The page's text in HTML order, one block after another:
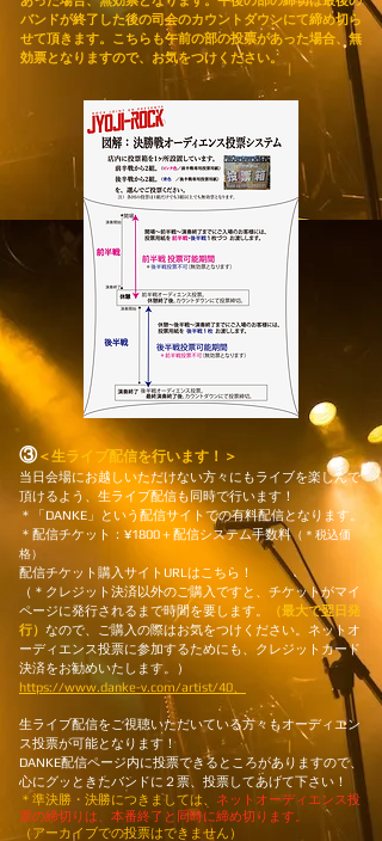
バンドが終了した後の司会のカウントダウンにて締め切ら
せて頂きます。こちらも午前の部の投票があった場合、無
効票となりますので、お気をつけください。
③​＜生ライブ配信を行います！＞
当日会場にお越しいただけない方々にもライブを楽しんで
頂けるよう、生ライブ配信も同時で行います！
＊「DANKE」という配信サイトでの有料配信となります。
＊配信チケット：¥1800＋配信システム手数料（＊税込価
格）
配信チケット購入サイトURLはこちら！
（＊クレジット決済以外のご購入ですと、チケットがマイ
ページに発行されるまで時間を要します。
（最大で翌日発
行） なので、ご購入の際はお気をつけください。ネットオ
ーディエンス投票に参加するためにも、クレジットカード
決済をお勧めいたします。）
https://www.danke-v.com/artist/40、
生ライブ配信をご視聴いただいている方々もオーディエン
ス投票が可能となります！
DANKE配信ページ内に投票できるところがありますので、
心にグッときたバンドに２票、投票してあげて下さい！
＊準決勝・決勝につきましては、 ネットオーディエンス投
票の締切りは、本番終了と同時に締め切ります。
​（アーカイブでの投票はできません）